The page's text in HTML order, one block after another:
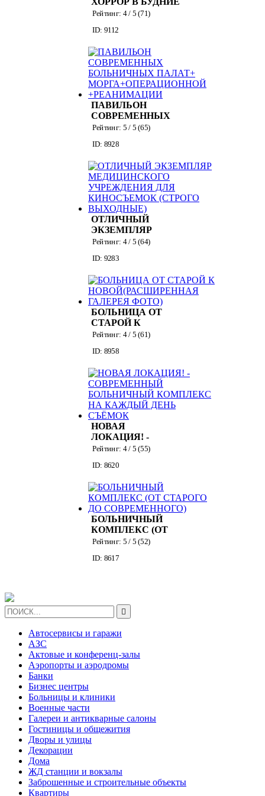
ДНИ
Рейтинг: 4/ 5 (71)
ID: 9112
ПАВИЛЬОН
СОВРЕМЕННЫХ
БОЛЬНИЧНЫХ
МОРГА+ОПЕРАЦИОННОЙ
Рейтинг: 5/ 5 (65)
ID: 8928
ОТЛИЧНЫЙ
ЭКЗЕМПЛЯР
МЕДИЦИНСКОГО
ДЛЯ
(СТРОГО
ВЫХОДНЫЕ)
Рейтинг: 4/ 5 (64)
ID: 9283
БОЛЬНИЦА ОТ
СТАРОЙ К
НОВОЙ(РАСШИРЕННАЯ
Рейтинг: 4/ 5 (61)
ID: 8958
НОВАЯ
ЛОКАЦИЯ! -
СОВРЕМЕННЫЙ
КОМПЛЕКС НА
СЪЁМОК
Рейтинг: 4/ 5 (55)
ID: 8620
БОЛЬНИЧНЫЙ
КОМПЛЕКС (ОТ
СТАРОГО ДО
Рейтинг: 5/ 5 (52)
ID: 8617

Автосервисы и гаражи
АЗС
Актовые и конференц-залы
Аэропорты и аэродромы
Банки
Бизнес центры
Больницы и клиники
Военные части
Галереи и антикварные салоны
Гостиницы и общежития
Дворы и улицы
Декорации
Дома
ЖД станции и вокзалы
Заброшенные и строительные объекты
Квартиры